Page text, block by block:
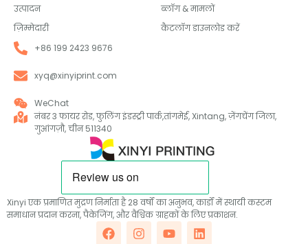
Xinyi एक प्रमाणित मुद्रण निर्माता है 28 वर्षों का अनुभव, कार्डों में स्थायी कस्टम
समाधान प्रदान करना, पैकेजिंग, और वैश्विक ग्राहकों के लिए प्रकाशन.
उत्पादन
ज़िम्मेदारी
ब्लॉग & मामलों
कैटलॉग डाउनलोड करें
+86 199 2423 9676
xyq@xinyiprint.com
WeChat
नंबर 3 फायर रोड, फुलिंग इंडस्ट्री पार्क,तांगमेई, Xintang, ज़ेंगचेंग जिला,
गुआंगज़ौ, चीन 511340